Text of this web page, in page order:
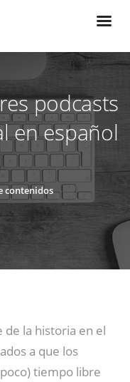
podcasts
en español
contenidos
la historia en el
a que los
tiempo libre